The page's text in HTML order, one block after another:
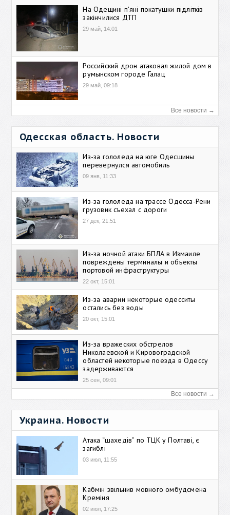
На Одещині п'яні покатушки підлітків
закінчилися ДТП
29 май, 14:01
Российский дрон атаковал жилой дом в
румынском городе Галац
29 май, 09:18
Все новости →
Одесская область. Новости
Из-за гололеда на юге Одесщины
перевернулся автомобиль
09 янв, 11:33
Из-за гололеда на трассе Одесса-Рени
грузовик съехал с дороги
27 дек, 21:51
Из-за ночной атаки БПЛА в Измаиле
повреждены терминалы и объекты
портовой инфраструктуры
22 окт, 15:01
Из-за аварии некоторые одесситы
остались без воды
20 окт, 15:01
Из-за вражеских обстрелов
Николаевской и Кировоградской
областей некоторые поезда в Одессу
задерживаются
25 сен, 09:01
Все новости →
Украина. Новости
Атака “шахедів” по ТЦК у Полтаві, є
загиблі
03 июл, 11:55
Кабмін звільнив мовного омбудсмена
Креміня
02 июл, 17:25